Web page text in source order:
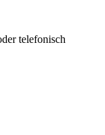
telefonisch